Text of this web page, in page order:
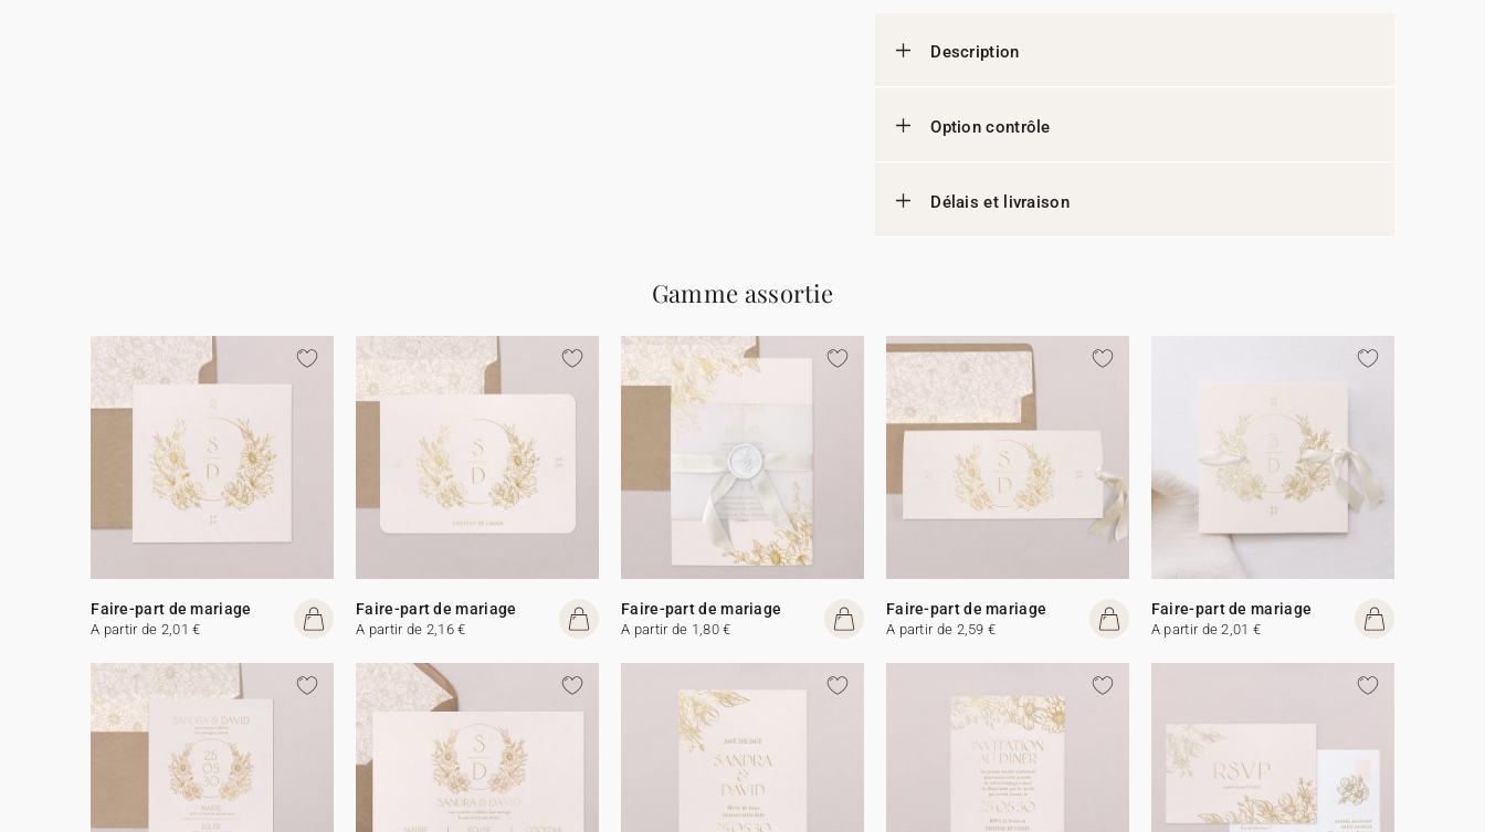
Description
Option contrôle
Délais et livraison
Gamme assortie
Faire-part de mariage
A partir de 2,01 €
Faire-part de mariage
A partir de 2,16 €
Faire-part de mariage
A partir de 1,80 €
Faire-part de mariage
A partir de 2,59 €
Faire-part de mariage
A partir de 2,01 €